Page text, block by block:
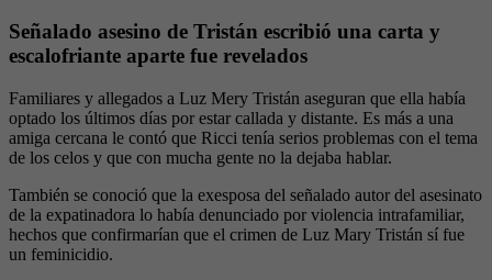
Señalado asesino de Tristán escribió una carta y
escalofriante aparte fue revelados
Familiares y allegados a Luz Mery Tristán aseguran que ella había
optado los últimos días por estar callada y distante. Es más a una
amiga cercana le contó que Ricci tenía serios problemas con el tema
de los celos y que con mucha gente no la dejaba hablar.
También se conoció que la exesposa del señalado autor del asesinato
de la expatinadora lo había denunciado por violencia intrafamiliar,
hechos que confirmarían que el crimen de Luz Mary Tristán sí fue
un feminicidio.